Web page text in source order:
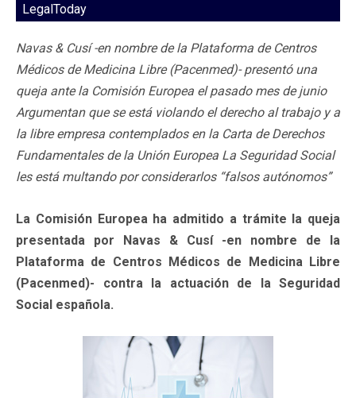
LegalToday
Navas & Cusí -en nombre de la Plataforma de Centros
Médicos de Medicina Libre (Pacenmed)- presentó una
queja ante la Comisión Europea el pasado mes de junio
Argumentan que se está violando el derecho al trabajo y a
la libre empresa contemplados en la Carta de Derechos
Fundamentales de la Unión Europea La Seguridad Social
les está multando por considerarlos “falsos autónomos”
La Comisión Europea ha admitido a trámite la queja
presentada por Navas & Cusí -en nombre de la
Plataforma de Centros Médicos de Medicina Libre
(Pacenmed)- contra la actuación de la Seguridad
Social española.